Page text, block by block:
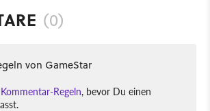
(0)
von GameStar
Kommentar-Regeln, bevor Du einen